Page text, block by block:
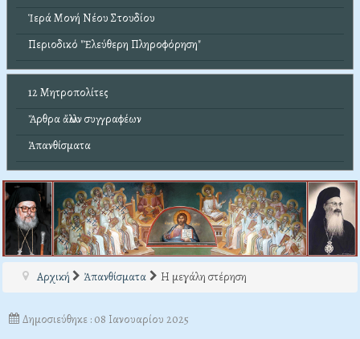
Ἱερά Μονή Νέου Στουδίου
Περιοδικό "Ἐλεύθερη Πληροφόρηση"
12 Μητροπολίτες
Ἄρθρα ἄλλων συγγραφέων
Ἀπανθίσματα
Αρχική Ἀπανθίσματα Η μεγάλη στέρηση
Δημοσιεύθηκε : 08 Ιανουαρίου 2025